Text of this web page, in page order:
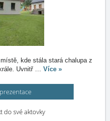
kde stála stará chalupa z
Uvnitř … Více »
do své aktovky